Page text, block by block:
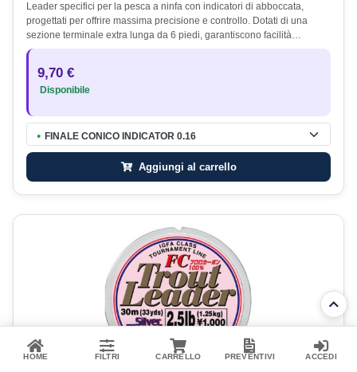
Leader specifici per la pesca a ninfa con indicatori di abboccata,
progettati per offrire massima precisione e controllo. Dotati di una
sezione terminale extra lunga da 6 piedi, garantiscono facilità…
9,70 €
Disponibile
● FINALE CONICO INDICATOR 0.16
Aggiungi al carrello
HOME FILTRI CARRELLO PREVENTIVI ACCEDI